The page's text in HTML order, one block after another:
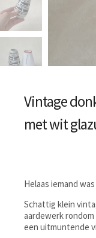
Vintage
met wit
Helaas iemand
Schattig klein
aardewerk
een uitmuntende